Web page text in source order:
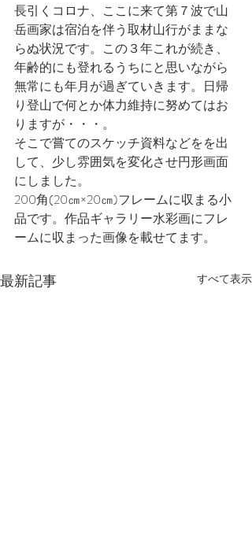
長引くコロナ、ここに来て第７波で山
岳画家は宿泊を伴う取材山行がままな
らぬ状況です。この３年これが続き、
年齢的にも登れるうちにと思いながら
無常にも年月が過ぎていきます。日帰
り登山で何とか体力維持に努めてはお
りますが・・・。
そこで嘗てのスケッチ資料などをを出
して、少し雰囲気を変化させ円形画面
にしました。
200角(20㎝×20㎝)フレームに収まる小
品です。作品ギャラリー水彩画にフレ
ームに収まった画像を載せてます。
最新記事 すべて表示